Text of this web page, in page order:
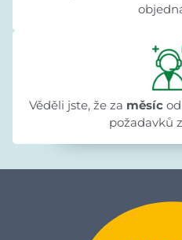
Věděli jste, že za měsíc
požadavků